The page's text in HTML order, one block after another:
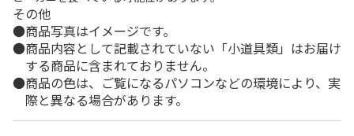
その他
商品写真はイメージです。
商品内容として記載されていない「小道具類」はお届け
する商品に含まれておりません。
商品の色は、ご覧になるパソコンなどの環境により、実
際と異なる場合があります。